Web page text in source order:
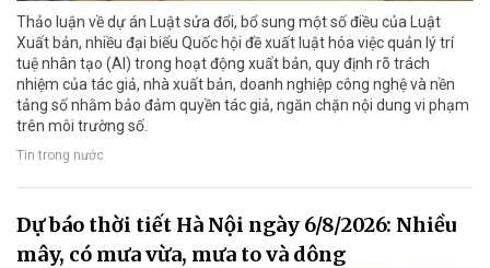
Thảo luận về dự án Luật sửa đổi, bổ sung một số điều của Luật
Xuất bản, nhiều đại biểu Quốc hội đề xuất luật hóa việc quản lý trí
tuệ nhân tạo (AI) trong hoạt động xuất bản, quy định rõ trách
nhiệm của tác giả, nhà xuất bản, doanh nghiệp công nghệ và nền
tảng số nhằm bảo đảm quyền tác giả, ngăn chặn nội dung vi phạm
trên môi trường số.
Tin trong nước
Dự báo thời tiết Hà Nội ngày 6/8/2026: Nhiều
mây, có mưa vừa, mưa to và dông